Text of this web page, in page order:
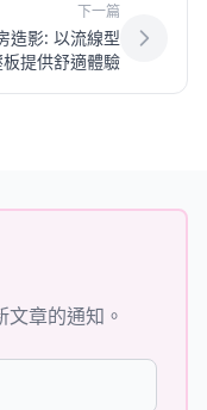
下一篇
造影: 以流線型
提供舒適體驗
章的通知。